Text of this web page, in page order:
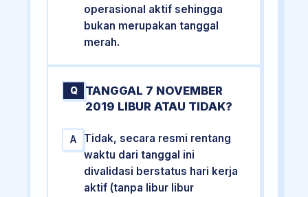
operasional aktif sehingga
bukan merupakan tanggal
merah.
Q
TANGGAL 7 NOVEMBER
2019 LIBUR ATAU TIDAK?
A
Tidak, secara resmi rentang
waktu dari tanggal ini
divalidasi berstatus hari kerja
aktif (tanpa libur libur